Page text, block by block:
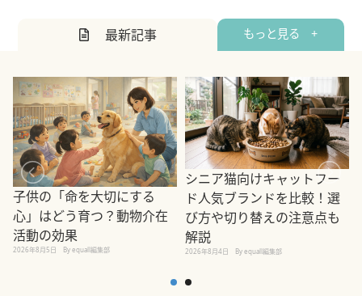
最新記事 もっと見る +
子供の「命を大切にする
心」はどう育つ？動物介在
活動の効果
2026年8月5日 By equall編集部
シニア猫向けキャットフー
ド人気ブランドを比較！選
び方や切り替えの注意点も
解説
2026年8月4日 By equall編集部